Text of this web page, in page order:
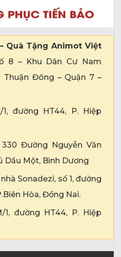
Quà Tặng Animot Việt
8 – Khu Dân Cư Nam
Thuận Đông – Quận 7 –
đường HT44, P. Hiệp
Đường Nguyễn Văn
Dầu Một, Bình Dương
Sonadezi, số 1, đường
Hòa, Đồng Nai.
1, đường HT44, P. Hiệp